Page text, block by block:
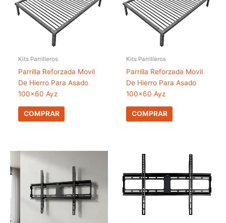
Kits Parrilleros
Parrilla Reforzada Movil
De Hierro Para Asado
100×60 Ayz
COMPRAR
Kits Parrilleros
Parrilla Reforzada Movil
De Hierro Para Asado
100×60 Ayz
COMPRAR